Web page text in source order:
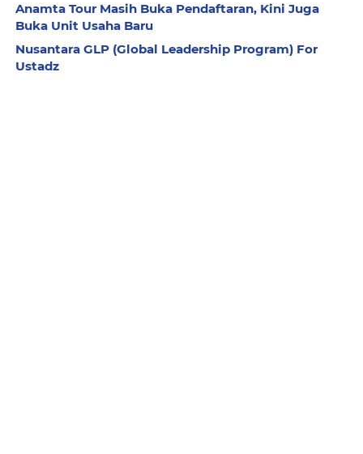
Anamta Tour Masih Buka Pendaftaran, Kini Juga
Buka Unit Usaha Baru
Nusantara GLP (Global Leadership Program) For
Ustadz